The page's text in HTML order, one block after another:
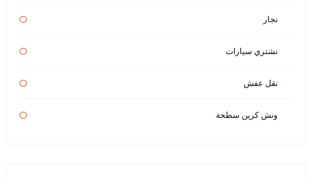
نجار
نشتري سيارات
نقل عفش
ونش كرين سطحة